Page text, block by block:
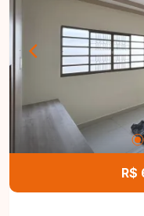
região valorizada
e agende sua
R$